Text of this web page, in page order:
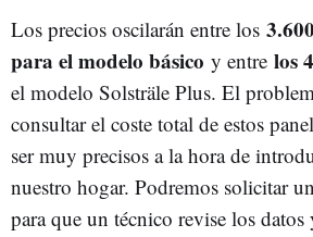
Los precios oscilarán entre los
para el modelo básico y entre los
el modelo Solsträle Plus. El
consultar el coste total de estos
ser muy precisos a la hora de
nuestro hogar. Podremos solicitar
para que un técnico revise los datos